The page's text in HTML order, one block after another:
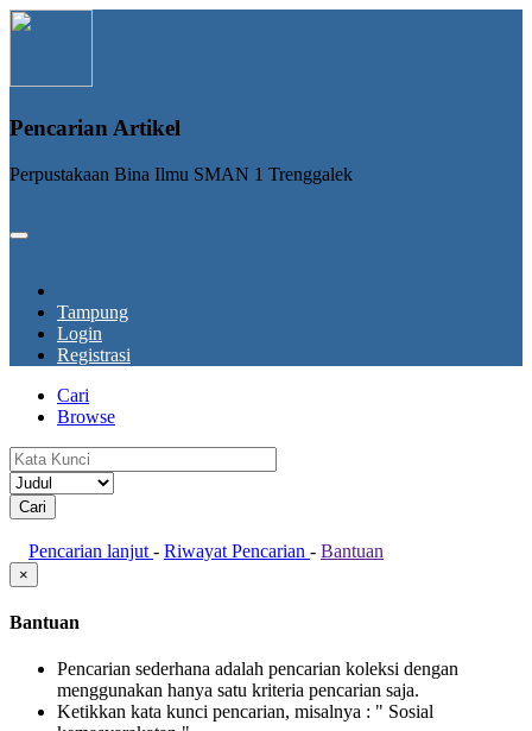
Pencarian Artikel
Perpustakaan Bina Ilmu SMAN 1 Trenggalek
Tampung
Login
Registrasi
Cari
Browse
Pencarian lanjut - Riwayat Pencarian - Bantuan
×
Bantuan
Pencarian sederhana adalah pencarian koleksi dengan
menggunakan hanya satu kriteria pencarian saja.
Ketikkan kata kunci pencarian, misalnya : " Sosial